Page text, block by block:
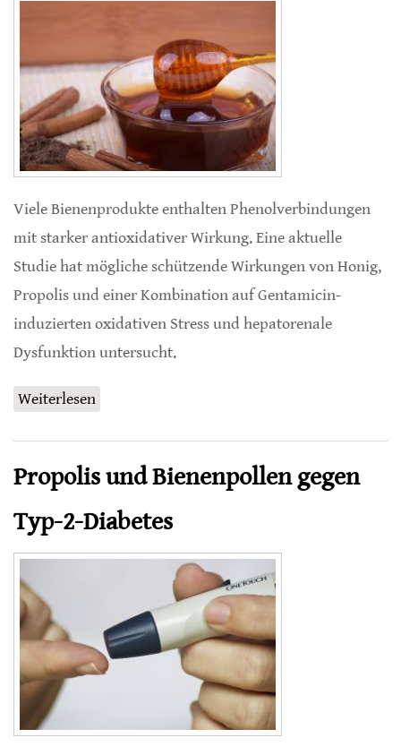
Viele Bienenprodukte enthalten Phenolverbindungen
mit starker antioxidativer Wirkung. Eine aktuelle
Studie hat mögliche schützende Wirkungen von Honig,
Propolis und einer Kombination auf Gentamicin-
induzierten oxidativen Stress und hepatorenale
Dysfunktion untersucht.
Weiterlesen
Propolis und Bienenpollen gegen
Typ-2-Diabetes